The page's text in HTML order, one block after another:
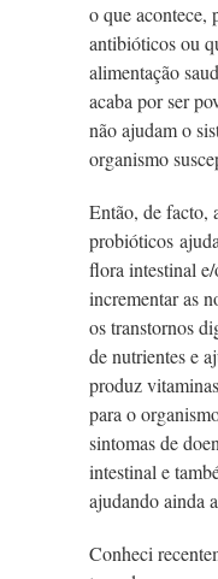
o que acontece,
antibióticos ou
alimentação
acaba por ser
não ajudam o
organismo
Então, de facto,
probióticos
flora intestinal
incrementar as
os transtornos
de nutrientes e
produz
para o
sintomas de
intestinal e
ajudando ainda
Conheci